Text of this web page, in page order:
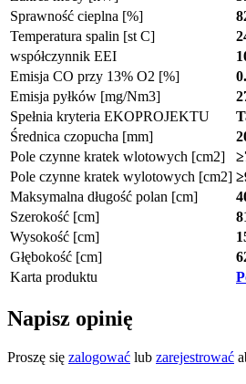
Sprawność cieplna [%]
Temperatura spalin [st C]
współczynnik EEI
Emisja CO przy 13% O2 [%]
Emisja pyłków [mg/Nm3]
Spełnia kryteria EKOPROJEKTU
Średnica czopucha [mm]
Pole czynne kratek wlotowych [cm2]
Pole czynne kratek wylotowych [cm2]
Maksymalna długość polan [cm]
Szerokość [cm]
Wysokość [cm]
Głębokość [cm]
Karta produktu
Napisz opinię
Proszę się zalogować lub zarejestrować